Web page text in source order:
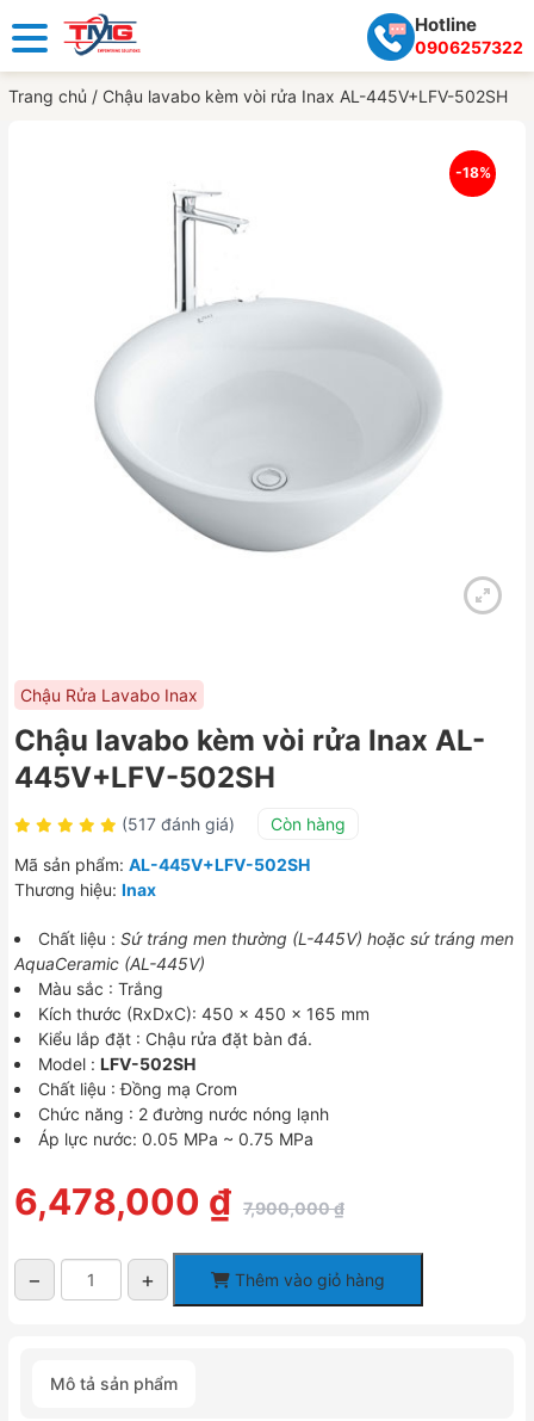
Hotline
0906257322
Trang chủ / Chậu lavabo kèm vòi rửa Inax AL-445V+LFV-502SH
-18%
Chậu Rửa Lavabo Inax
Chậu lavabo kèm vòi rửa Inax AL-
445V+LFV-502SH
(517 đánh giá)
Còn hàng
Mã sản phẩm: AL-445V+LFV-502SH
Thương hiệu: Inax
Chất liệu : Sứ tráng men thường (L-445V) hoặc sứ tráng men
AquaCeramic (AL-445V)
Màu sắc : Trắng
Kích thước (RxDxC): 450 x 450 x 165 mm
Kiểu lắp đặt : Chậu rửa đặt bàn đá.
Model : LFV-502SH
Chất liệu : Đồng mạ Crom
Chức năng : 2 đường nước nóng lạnh
Áp lực nước: 0.05 MPa ~ 0.75 MPa
7,900,000₫
Giá
gốc
7,900,000 ₫.
6,478,000 ₫
Giá
hiện
là:
6,478,000 ₫.
− + Thêm vào giỏ hàng
Mô tả sản phẩm